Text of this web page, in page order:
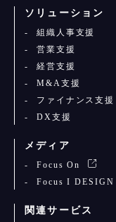
ソリューション
組織人事支援
営業支援
経営支援
M&A支援
ファイナンス支援
DX支援
メディア
Focus On
Focus I DESIGN
関連サービス